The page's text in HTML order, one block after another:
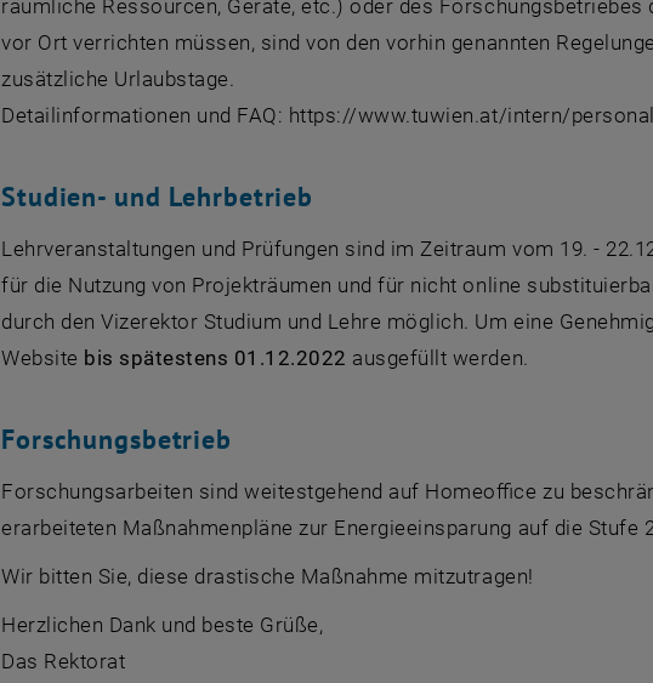
räumliche Ressourcen, Geräte, etc.) oder des
vor Ort verrichten müssen, sind von den vorhin genannten
zusätzliche Urlaubstage.
Detailinformationen und FAQ: https://www.tuwien.at/intern/
Studien- und Lehrbetrieb
Lehrveranstaltungen und Prüfungen sind im Zeitraum vom 19. -
für die Nutzung von Projekträumen und für nicht online
durch den Vizerektor Studium und Lehre möglich. Um eine
Website bis spätestens 01.12.2022 ausgefüllt werden.
Forschungsbetrieb
Forschungsarbeiten sind weitestgehend auf Homeoffice zu
erarbeiteten Maßnahmenpläne zur Energieeinsparung auf die Stufe
Wir bitten Sie, diese drastische Maßnahme mitzutragen!
Herzlichen Dank und beste Grüße,
Das Rektorat